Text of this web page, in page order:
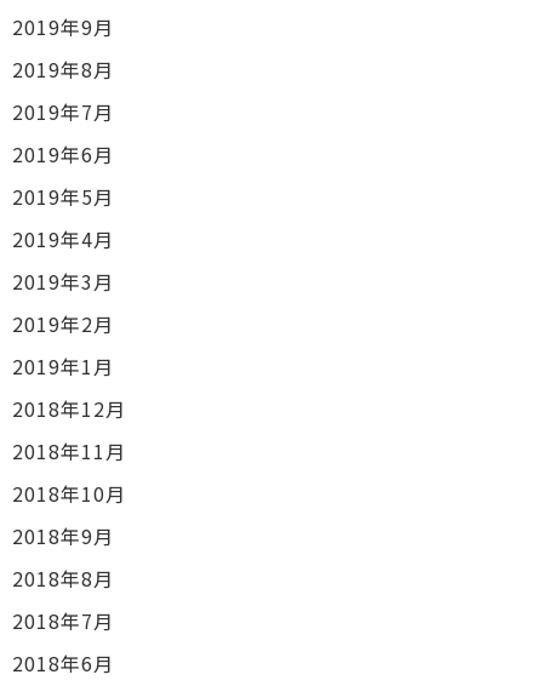
2019年9月
2019年8月
2019年7月
2019年6月
2019年5月
2019年4月
2019年3月
2019年2月
2019年1月
2018年12月
2018年11月
2018年10月
2018年9月
2018年8月
2018年7月
2018年6月